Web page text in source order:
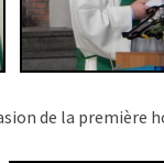
de la première